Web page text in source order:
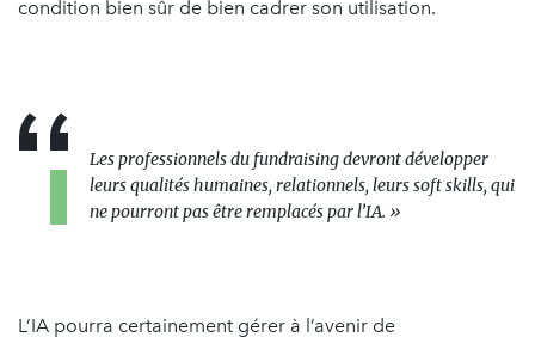
condition bien sûr de bien cadrer son utilisation.
Les professionnels du fundraising devront développer
leurs qualités humaines, relationnels, leurs soft skills, qui
ne pourront pas être remplacés par l’IA. »
L’IA pourra certainement gérer à l’avenir de